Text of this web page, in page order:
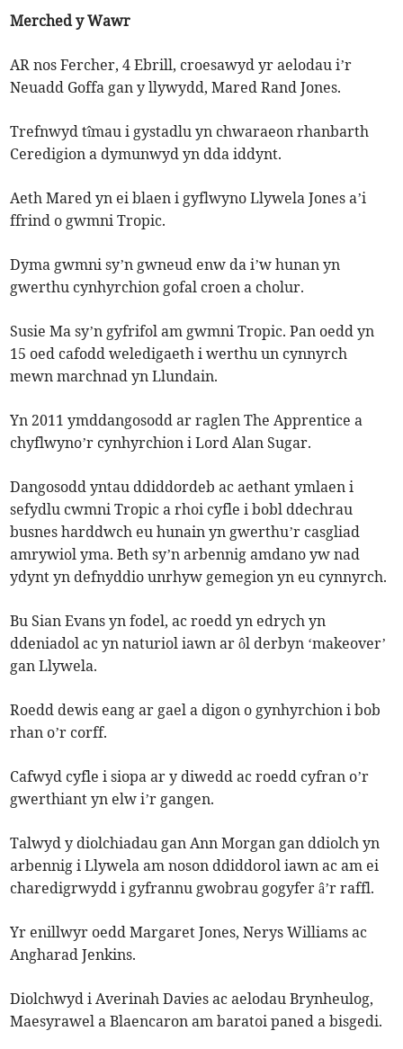
Merched y Wawr
AR nos Fercher, 4 Ebrill, croesawyd yr aelodau i’r
Neuadd Goffa gan y llywydd, Mared Rand Jones.
Trefnwyd tîmau i gystadlu yn chwaraeon rhanbarth
Ceredigion a dymunwyd yn dda iddynt.
Aeth Mared yn ei blaen i gyflwyno Llywela Jones a’i
ffrind o gwmni Tropic.
Dyma gwmni sy’n gwneud enw da i’w hunan yn
gwerthu cynhyrchion gofal croen a cholur.
Susie Ma sy’n gyfrifol am gwmni Tropic. Pan oedd yn
15 oed cafodd weledigaeth i werthu un cynnyrch
mewn marchnad yn Llundain.
Yn 2011 ymddangosodd ar raglen The Apprentice a
chyflwyno’r cynhyrchion i Lord Alan Sugar.
Dangosodd yntau ddiddordeb ac aethant ymlaen i
sefydlu cwmni Tropic a rhoi cyfle i bobl ddechrau
busnes harddwch eu hunain yn gwerthu’r casgliad
amrywiol yma. Beth sy’n arbennig amdano yw nad
ydynt yn defnyddio unrhyw gemegion yn eu cynnyrch.
Bu Sian Evans yn fodel, ac roedd yn edrych yn
ddeniadol ac yn naturiol iawn ar ôl derbyn ‘makeover’
gan Llywela.
Roedd dewis eang ar gael a digon o gynhyrchion i bob
rhan o’r corff.
Cafwyd cyfle i siopa ar y diwedd ac roedd cyfran o’r
gwerthiant yn elw i’r gangen.
Talwyd y diolchiadau gan Ann Morgan gan ddiolch yn
arbennig i Llywela am noson ddiddorol iawn ac am ei
charedigrwydd i gyfrannu gwobrau gogyfer â’r raffl.
Yr enillwyr oedd Margaret Jones, Nerys Williams ac
Angharad Jenkins.
Diolchwyd i Averinah Davies ac aelodau Brynheulog,
Maesyrawel a Blaencaron am baratoi paned a bisgedi.